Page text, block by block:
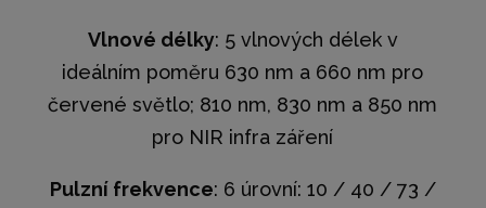
Vlnové délky: 5 vlnových délek v
ideálním poměru 630 nm a 660 nm pro
červené světlo; 810 nm, 830 nm a 850 nm
pro NIR infra záření
Pulzní frekvence: 6 úrovní: 10 / 40 / 73 /